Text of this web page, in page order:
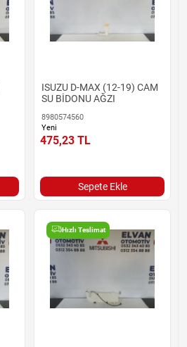
ISUZU D-MAX (12-19) CAM
SU BİDONU AĞZI
8980574560
Yeni
475,23 TL
Sepete Ekle
Hızlı Teslimat